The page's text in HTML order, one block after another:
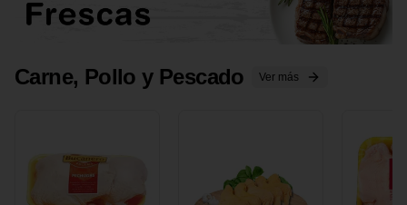
Carne, Pollo y Pescado Ver más